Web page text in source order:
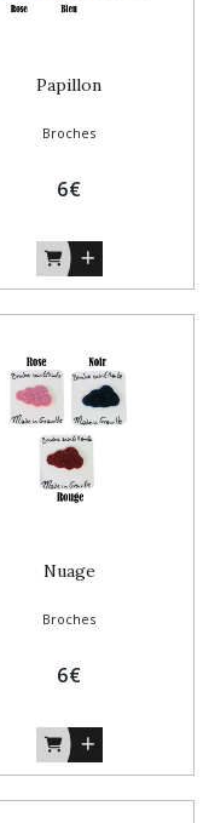
Papillon
Broches
6€
Nuage
Broches
6€